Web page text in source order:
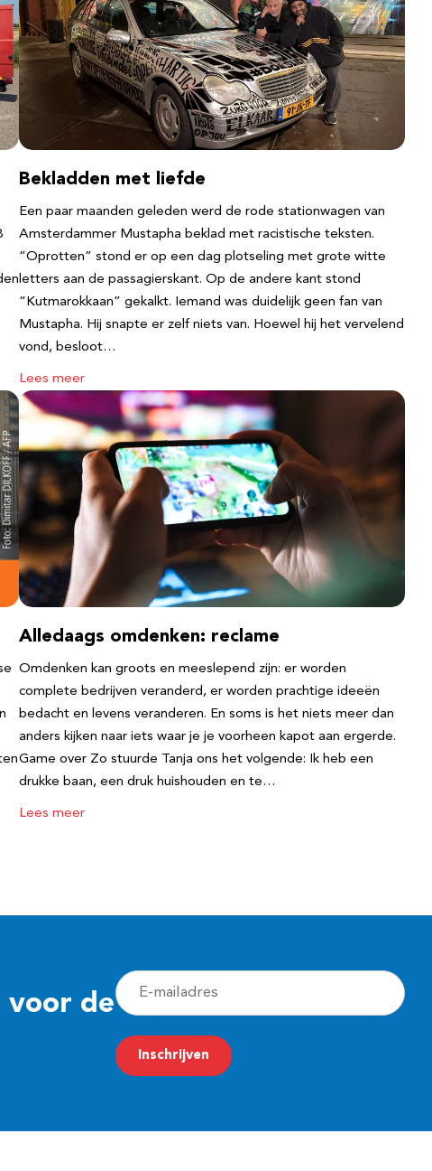
Bekladden met liefde
Een paar maanden geleden werd de rode stationwagen van
Amsterdammer Mustapha beklad met racistische teksten.
“Oprotten” stond er op een dag plotseling met grote witte
letters aan de passagierskant. Op de andere kant stond
“Kutmarokkaan” gekalkt. Iemand was duidelijk geen fan van
Mustapha. Hij snapte er zelf niets van. Hoewel hij het vervelend
vond, besloot…
Lees meer
Alledaags omdenken: reclame
Omdenken kan groots en meeslepend zijn: er worden
complete bedrijven veranderd, er worden prachtige ideeën
bedacht en levens veranderen. En soms is het niets meer dan
anders kijken naar iets waar je je voorheen kapot aan ergerde.
Game over Zo stuurde Tanja ons het volgende: Ik heb een
drukke baan, een druk huishouden en te…
Lees meer
voor de
E
-
m
a
Inschrijven